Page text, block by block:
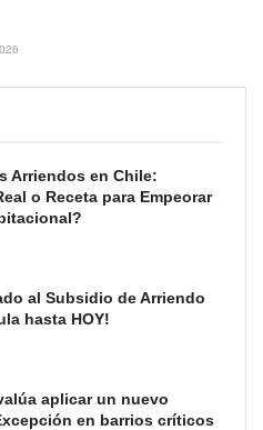
Arriendos en Chile:
o Receta para Empeorar
al Subsidio de Arriendo
hasta HOY!
aplicar un nuevo
en barrios críticos